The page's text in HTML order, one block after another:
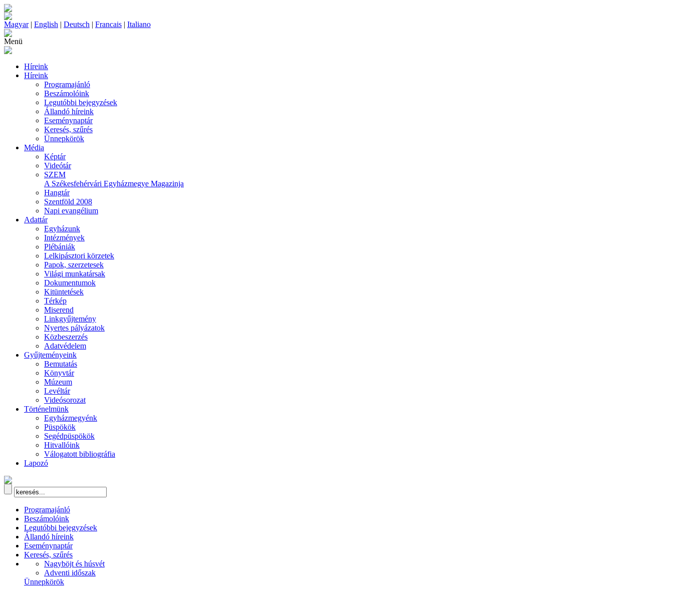
Magyar| English | Deutsch | Francais | Italiano
Menü
Híreink
Híreink
Programajánló
Beszámolóink
Legutóbbi bejegyzések
Állandó híreink
Eseménynaptár
Keresés, szűrés
Ünnepkörök
Média
Képtár
Videótár
SZEM
A Székesfehérvári Egyházmegye Magazinja
Hangtár
Szentföld 2008
Napi evangélium
Adattár
Egyházunk
Intézmények
Plébániák
Lelkipásztori körzetek
Papok, szerzetesek
Világi munkatársak
Dokumentumok
Kitüntetések
Térkép
Miserend
Linkgyűjtemény
Nyertes pályázatok
Közbeszerzés
Adatvédelem
Gyűjteményeink
Bemutatás
Könyvtár
Múzeum
Levéltár
Videósorozat
Történelmünk
Egyházmegyénk
Püspökök
Segédpüspökök
Hitvallóink
Válogatott bibliográfia
Lapozó
Programajánló
Beszámolóink
Legutóbbi bejegyzések
Állandó híreink
Eseménynaptár
Keresés, szűrés
Nagyböjt és húsvét
Adventi időszak
Ünnepkörök